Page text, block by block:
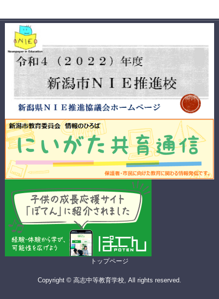
トップページ
Copyright © 高志中等教育学校, All rights reserved.